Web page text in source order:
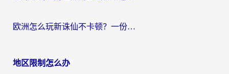
欧洲怎么玩新诛仙不卡顿？一份给海外游子的国服游戏畅玩指南
地区限制怎么办